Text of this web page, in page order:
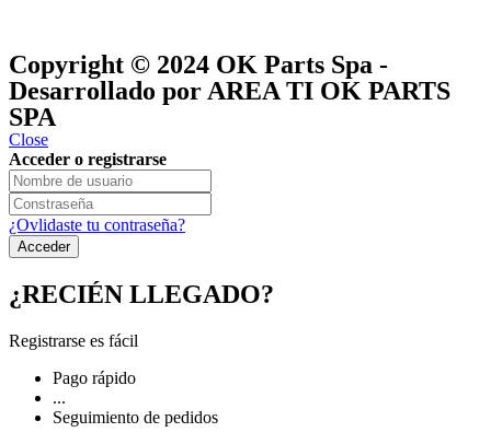
Copyright © 2024 OK Parts Spa -
Desarrollado por AREA TI OK PARTS
SPA
Close
Acceder o registrarse
¿Ovlidaste tu contraseña?
¿RECIÉN LLEGADO?
Registrarse es fácil
Pago rápido
...
Seguimiento de pedidos